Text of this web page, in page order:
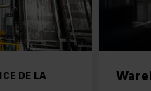
DE LA